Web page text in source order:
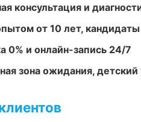
консультация и
от 10 лет, кандидаты
0% и онлайн-запись 24/7
зона ожидания, детский